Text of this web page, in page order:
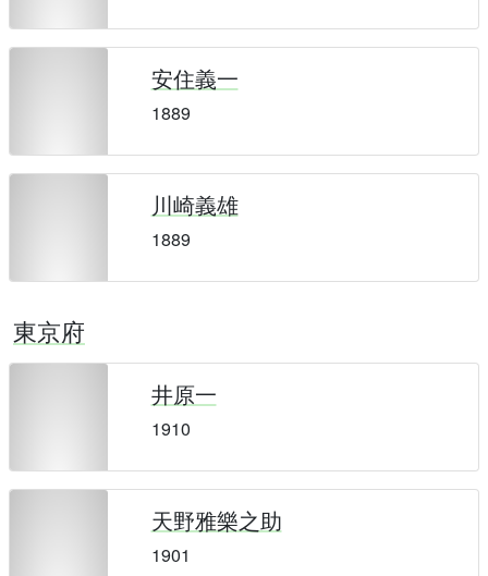
安住義一
1889
川崎義雄
1889
東京府
井原一
1910
天野雅樂之助
1901